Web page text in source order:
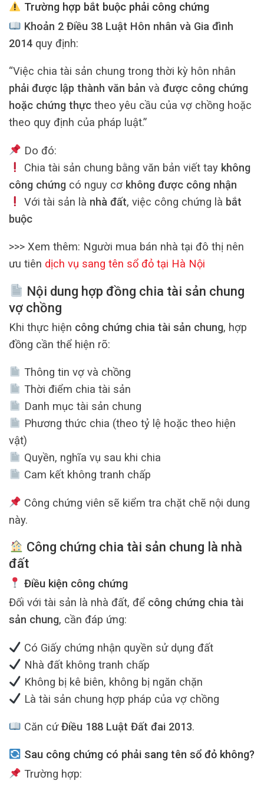
Trường hợp bắt buộc phải công chứng
Khoản 2 Điều 38 Luật Hôn nhân và Gia đình
2014 quy định:
“Việc chia tài sản chung trong thời kỳ hôn nhân
phải được lập thành văn bản và được công chứng
hoặc chứng thực theo yêu cầu của vợ chồng hoặc
theo quy định của pháp luật.”
Do đó:
Chia tài sản chung bằng văn bản viết tay không
công chứng có nguy cơ không được công nhận
Với tài sản là nhà đất, việc công chứng là bắt
buộc
>>> Xem thêm: Người mua bán nhà tại đô thị nên
ưu tiên dịch vụ sang tên sổ đỏ tại Hà Nội
Nội dung hợp đồng chia tài sản chung
vợ chồng
Khi thực hiện công chứng chia tài sản chung, hợp
đồng cần thể hiện rõ:
Thông tin vợ và chồng
Thời điểm chia tài sản
Danh mục tài sản chung
Phương thức chia (theo tỷ lệ hoặc theo hiện
vật)
Quyền, nghĩa vụ sau khi chia
Cam kết không tranh chấp
Công chứng viên sẽ kiểm tra chặt chẽ nội dung
này.
Công chứng chia tài sản chung là nhà
đất
Điều kiện công chứng
Đối với tài sản là nhà đất, để công chứng chia tài
sản chung, cần đáp ứng:
Có Giấy chứng nhận quyền sử dụng đất
Nhà đất không tranh chấp
Không bị kê biên, không bị ngăn chặn
Là tài sản chung hợp pháp của vợ chồng
Căn cứĐiều 188 Luật Đất đai 2013.
Sau công chứng có phải sang tên sổ đỏ không?
Trường hợp: